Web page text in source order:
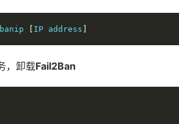
IP address
，卸载Fail2Ban